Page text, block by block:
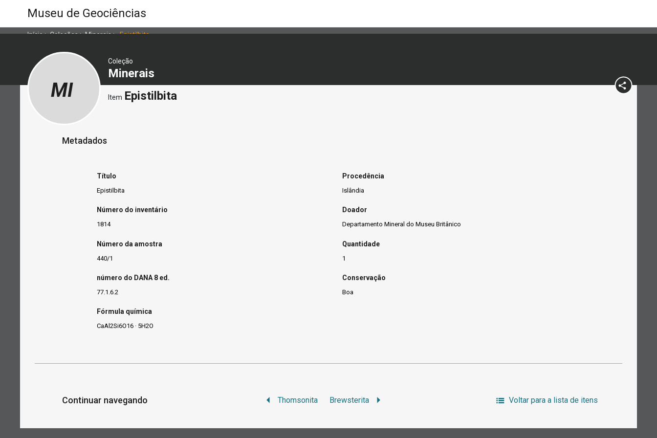
Museu de Geociências
Início>Coleções>Minerais>Epistilbita
Coleção
Minerais
MI Item Epistilbita
Metadados
Título
Epistilbita
Número do inventário
1814
Número da amostra
440/1
número do DANA 8 ed.
77.1.6.2
Fórmula química
CaAl2Si6O16 · 5H2O
Procedência
Islândia
Doador
Departamento Mineral do Museu Britânico
Quantidade
1
Conservação
Boa
Continuar navegando Thomsonita Brewsterita Voltar para a lista de itens